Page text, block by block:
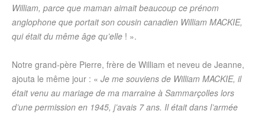
William, parce que maman aimait beaucoup ce prénom
anglophone que portait son cousin canadien William MACKIE,
qui était du même âge qu’elle ! ».
Notre grand-père Pierre, frère de William et neveu de Jeanne,
ajouta le même jour : « Je me souviens de William MACKIE, il
était venu au mariage de ma marraine à Sammarçolles lors
d’une permission en 1945, j’avais 7 ans. Il était dans l’armée